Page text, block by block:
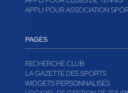
APPLI POUR CLUBS DE HAND
APPLI POUR CLUBS DE VOLLEY
PAGES
RECHERCHE CLUB